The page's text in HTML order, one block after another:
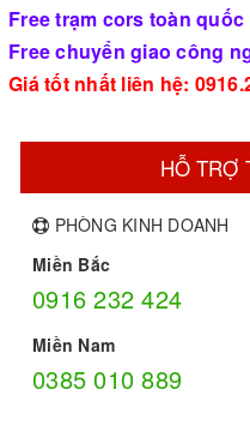
Free trạm cors toàn quốc
Free chuyển giao công
Giá tốt nhất liên hệ:
HỖ TRỢ
PHÒNG KINH DOANH
Miền Bắc
0916 232 424
Miền Nam
0385 010 889